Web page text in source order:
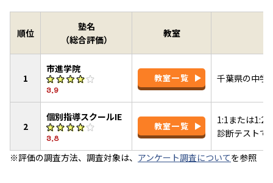
順位
塾名
（総合評価）
教室
1
市進学院
3.9
教室一覧 千葉県の中学
2
個別指導スクールIE
3.8
教室一覧
1:1または1:2
診断テストで
※評価の調査方法、調査対象は、 アンケート調査についてを参照